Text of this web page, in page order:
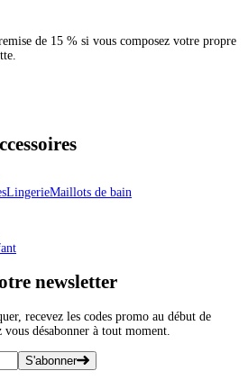
de 15 % si vous composez votre propre
LingerieMaillots de bain
newsletter
recevez les codes promo au début de
désabonner à tout moment.
S'abonner